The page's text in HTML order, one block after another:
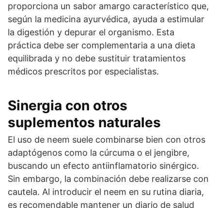
proporciona un sabor amargo característico que,
según la medicina ayurvédica, ayuda a estimular
la digestión y depurar el organismo. Esta
práctica debe ser complementaria a una dieta
equilibrada y no debe sustituir tratamientos
médicos prescritos por especialistas.
Sinergia con otros
suplementos naturales
El uso de neem suele combinarse bien con otros
adaptógenos como la cúrcuma o el jengibre,
buscando un efecto antiinflamatorio sinérgico.
Sin embargo, la combinación debe realizarse con
cautela. Al introducir el neem en su rutina diaria,
es recomendable mantener un diario de salud